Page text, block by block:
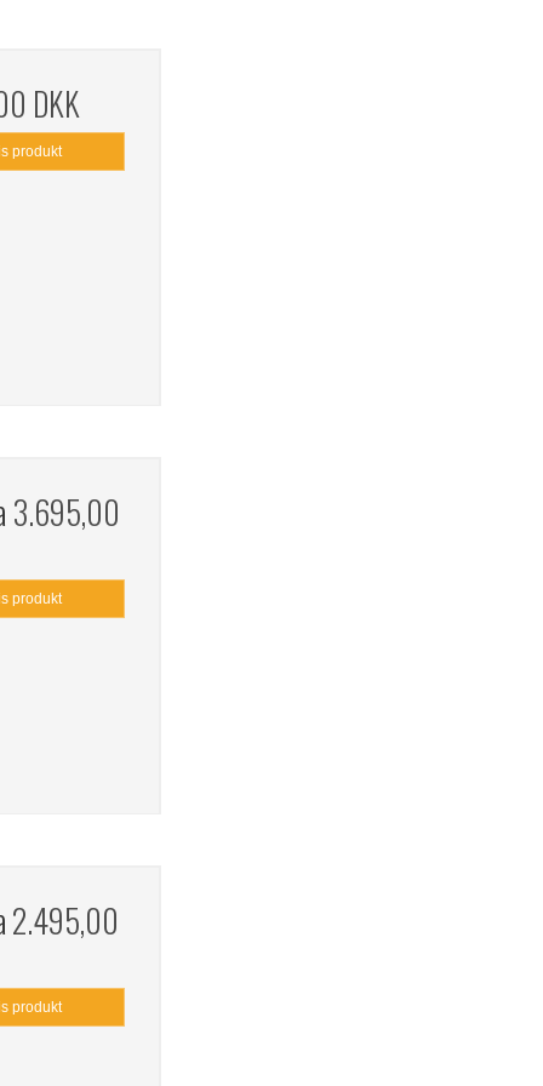
DKK
produkt
3.695,00
produkt
2.495,00
produkt